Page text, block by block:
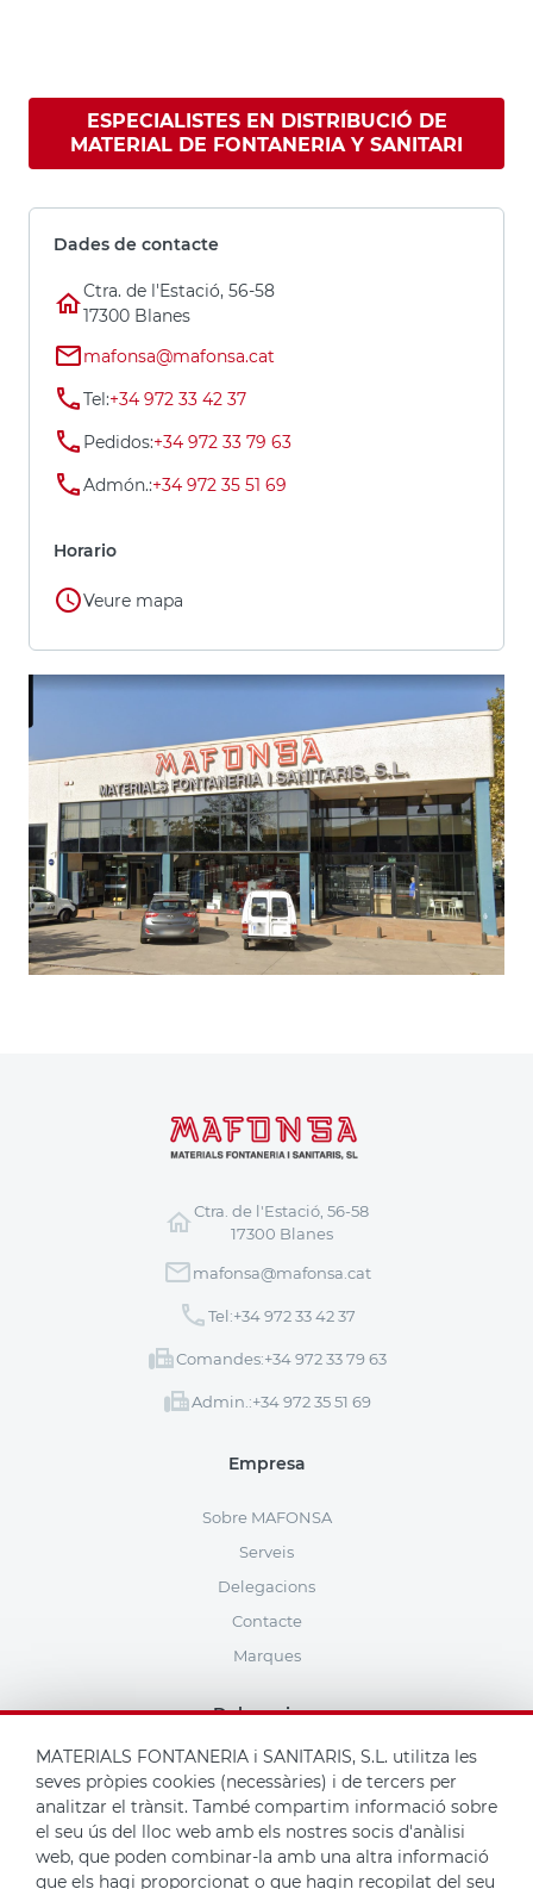
ESPECIALISTES EN DISTRIBUCIÓ DE
MATERIAL DE FONTANERIA Y SANITARI
Dades de contacte
Ctra. de l'Estació, 56-58
17300 Blanes
mafonsa@mafonsa.cat
Tel:+34 972 33 42 37
Pedidos:+34 972 33 79 63
Admón.:+34 972 35 51 69
Horario
Veure mapa
Ctra. de l'Estació, 56-58
17300 Blanes
mafonsa@mafonsa.cat
Tel:+34 972 33 42 37
Comandes:+34 972 33 79 63
Admin.:+34 972 35 51 69
Empresa
Sobre MAFONSA
Serveis
Delegacions
Contacte
Marques
Delegacions
Si tens qualsevol dubte, no dubtis a seleccionar la teva botiga més
propera i contactar amb nosaltres.
MATERIALS FONTANERIA i SANITARIS, S.L. utilitza les
seves pròpies cookies (necessàries) i de tercers per
analitzar el trànsit. També compartim informació sobre
el seu ús del lloc web amb els nostres socis d'anàlisi
web, que poden combinar-la amb una altra informació
que els hagi proporcionat o que hagin recopilat del seu